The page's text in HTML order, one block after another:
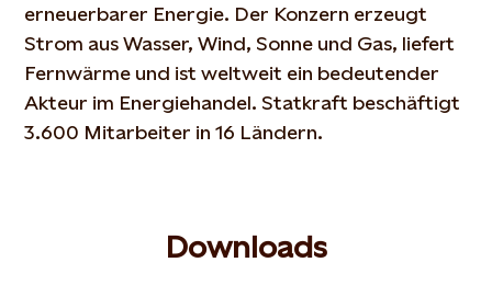
erneuerbarer Energie. Der Konzern erzeugt
Strom aus Wasser, Wind, Sonne und Gas, liefert
Fernwärme und ist weltweit ein bedeutender
Akteur im Energiehandel. Statkraft beschäftigt
3.600 Mitarbeiter in 16 Ländern.
Downloads